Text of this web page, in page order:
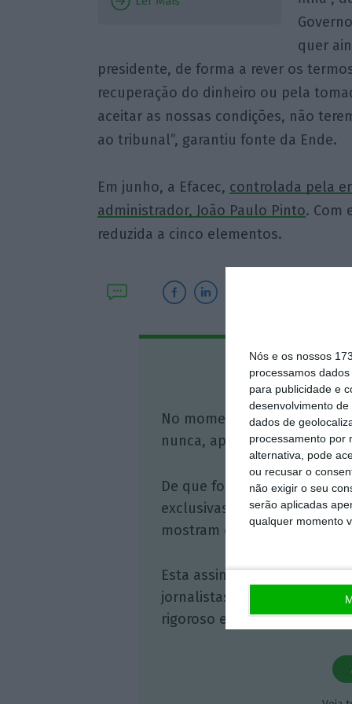
Nós e os nossos
processamos
para publicidade e
desenvolvimento de
dados de
processamento por
alternativa, pode
ou recusar o
não exigir o seu
serão aplicadas
qualquer momento
quer
presidente, de forma a rever os
recuperação do dinheiro ou pela
aceitar as nossas condições, não
ao tribunal”, garantiu fonte da Ende.
Em junho, a Efacec, controlada pela
administrador, João Paulo Pinto. Com
reduzida a cinco elementos.
Assine o
No momento em que a
nunca, apoie o jornalismo
De que forma? Assine o
exclusivas, à opinião que
mostram o outro lado da
Esta assinatura é uma
jornalistas. A nossa
rigoroso e credível.